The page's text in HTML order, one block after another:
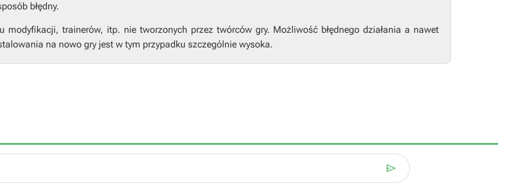
błędny.
modyfikacji, trainerów, itp. nie tworzonych przez twórców gry. Możliwość błędnego działania a nawet
na nowo gry jest w tym przypadku szczególnie wysoka.
